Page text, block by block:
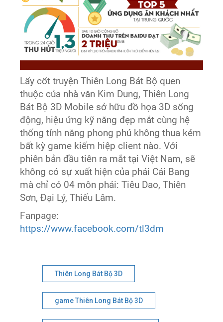
Lấy cốt truyện Thiên Long Bát Bộ quen
thuộc của nhà văn Kim Dung, Thiên Long
Bát Bộ 3D Mobile sở hữu đồ họa 3D sống
động, hiệu ứng kỹ năng đẹp mắt cùng hệ
thống tính năng phong phú không thua kém
bất kỳ game kiếm hiệp client nào. Với
phiên bản đầu tiên ra mắt tại Việt Nam, sẽ
không có sự xuất hiện của phái Cái Bang
mà chỉ có 04 môn phái: Tiêu Dao, Thiên
Sơn, Đại Lý, Thiếu Lâm.
Fanpage:
https://www.facebook.com/tl3dm
Thiên Long Bát Bộ 3D
game Thiên Long Bát Bộ 3D